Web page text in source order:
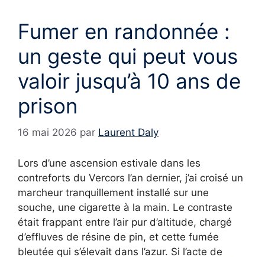
Fumer en randonnée :
un geste qui peut vous
valoir jusqu’à 10 ans de
prison
16 mai 2026 par Laurent Daly
Lors d’une ascension estivale dans les
contreforts du Vercors l’an dernier, j’ai croisé un
marcheur tranquillement installé sur une
souche, une cigarette à la main. Le contraste
était frappant entre l’air pur d’altitude, chargé
d’effluves de résine de pin, et cette fumée
bleutée qui s’élevait dans l’azur. Si l’acte de